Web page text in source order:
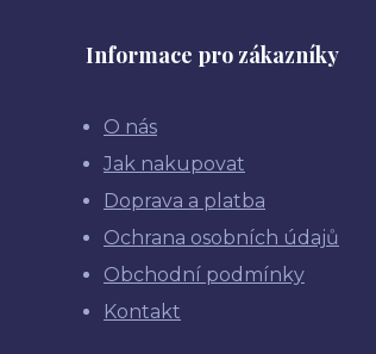
Informace pro zákazníky
O nás
Jak nakupovat
Doprava a platba
Ochrana osobních údajů
Obchodní podmínky
Kontakt